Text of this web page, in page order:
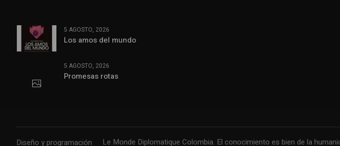
5 AGOSTO, 2026
Los amos del mundo
5 AGOSTO, 2026
Promesas rotas
Le Monde Diplomatique Colombia. El conocimiento es bien de la
Diseño y programación